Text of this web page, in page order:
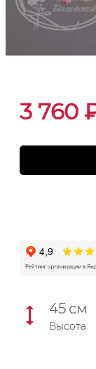
3 760
45 см
Высота